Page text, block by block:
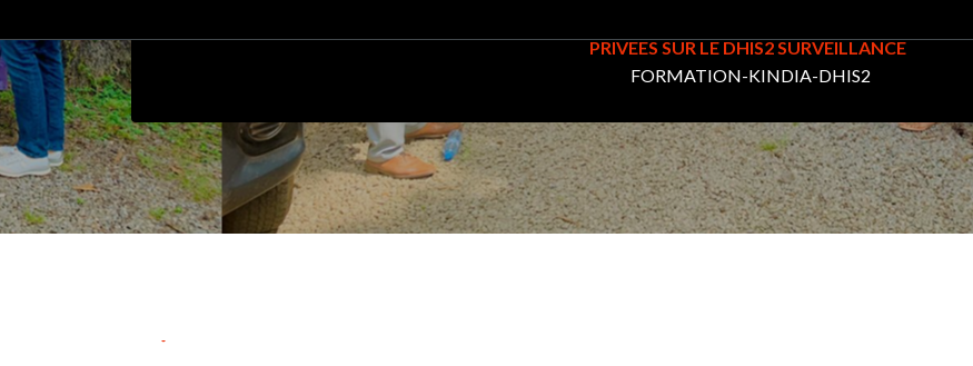
PRIVEES SUR LE DHIS2 SURVEILLANCE
FORMATION-KINDIA-DHIS2